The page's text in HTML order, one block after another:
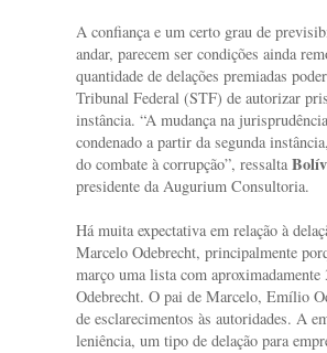
A confiança e um certo grau de
andar, parecem ser condições ainda
quantidade de delações premiadas
Tribunal Federal (STF) de autorizar
instância. “A mudança na
condenado a partir da segunda
do combate à corrupção”, ressalta
presidente da Augurium Consultoria.
Há muita expectativa em relação à
Marcelo Odebrecht, principalmente
março uma lista com
Odebrecht. O pai de Marcelo, Emílio
de esclarecimentos às autoridades. A
leniência, um tipo de delação para